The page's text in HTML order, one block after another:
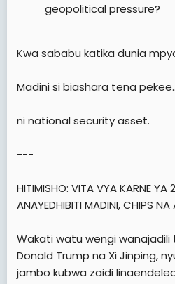
geopolitical pressure?
Kwa sababu katika dunia
Madini si biashara tena
ni national security asset.
---
HITIMISHO: VITA VYA KARNE YA
ANAYEDHIBITI MADINI, CHIPS NA
Wakati watu wengi
Donald Trump na Xi Jinping,
jambo kubwa zaidi